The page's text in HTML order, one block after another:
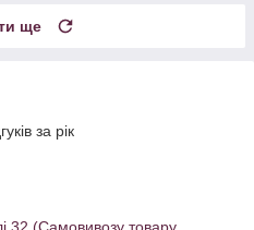
ще
за рік